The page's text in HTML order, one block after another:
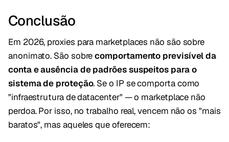
Conclusão
Em 2026, proxies para marketplaces não são sobre
anonimato. São sobrecomportamento previsível da
conta e ausência de padrões suspeitos para o
sistema de proteção. Se o IP se comporta como
"infraestrutura de datacenter" — o marketplace não
perdoa. Por isso, no trabalho real, vencem não os "mais
baratos", mas aqueles que oferecem: